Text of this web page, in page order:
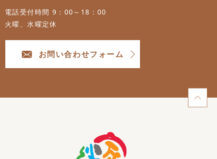
電話受付時間 9：00～18：00
火曜、水曜定休
お問い合わせフォーム